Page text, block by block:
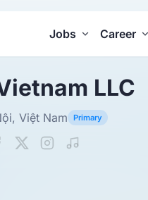
Jobs Career
LLC
Việt Nam Primary